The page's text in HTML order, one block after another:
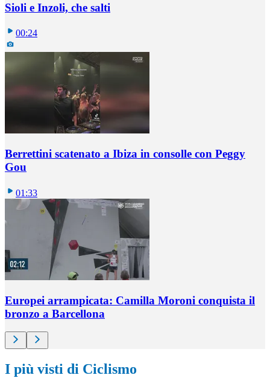
Sioli e Inzoli, che salti
00:24
Berrettini scatenato a Ibiza in consolle con Peggy
Gou
01:33
Europei arrampicata: Camilla Moroni conquista il
bronzo a Barcellona
I più visti di Ciclismo